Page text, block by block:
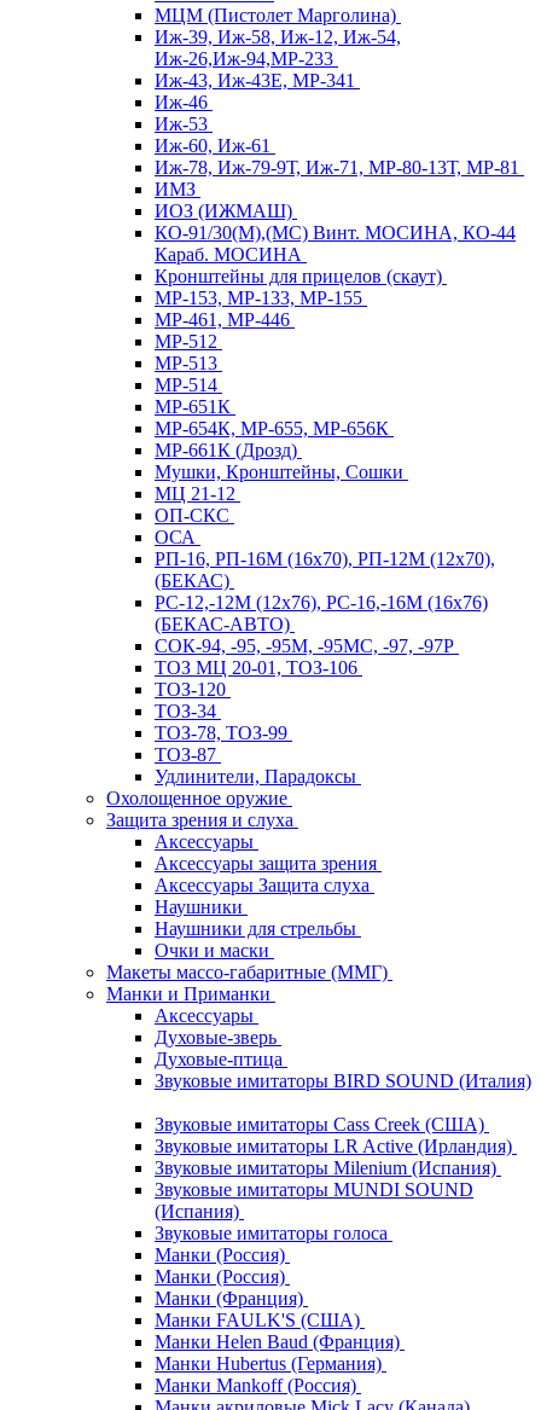
МЦМ (Пистолет Марголина)
Иж-39, Иж-58, Иж-12, Иж-54,
Иж-26,Иж-94,МР-233
Иж-43, Иж-43Е, МР-341
Иж-46
Иж-53
Иж-60, Иж-61
Иж-78, Иж-79-9Т, Иж-71, МР-80-13Т, МР-81
ИМЗ
ИОЗ (ИЖМАШ)
КО-91/30(М),(МС) Винт. МОСИНА, КО-44
Караб. МОСИНА
Кронштейны для прицелов (скаут)
МР-153, МР-133, МР-155
МР-461, МР-446
МР-512
МР-513
МР-514
МР-651К
МР-654К, МР-655, МР-656К
МР-661К (Дрозд)
Мушки, Кронштейны, Сошки
МЦ 21-12
ОП-СКС
ОСА
РП-16, РП-16М (16х70), РП-12М (12х70),
(БЕКАС)
РС-12,-12М (12х76), РС-16,-16М (16х76)
(БЕКАС-АВТО)
СОК-94, -95, -95М, -95МС, -97, -97Р
ТОЗ МЦ 20-01, ТОЗ-106
ТОЗ-120
ТОЗ-34
ТОЗ-78, ТОЗ-99
ТОЗ-87
Удлинители, Парадоксы
Охолощенное оружие
Защита зрения и слуха
Аксессуары
Аксессуары защита зрения
Аксессуары Защита слуха
Наушники
Наушники для стрельбы
Очки и маски
Макеты массо-габаритные (ММГ)
Манки и Приманки
Аксессуары
Духовые-зверь
Духовые-птица
Звуковые имитаторы BIRD SOUND (Италия)
Звуковые имитаторы Cass Creek (США)
Звуковые имитаторы LR Active (Ирландия)
Звуковые имитаторы Milenium (Испания)
Звуковые имитаторы MUNDI SOUND
(Испания)
Звуковые имитаторы голоса
Манки (Россия)
Манки (Россия)
Манки (Франция)
Манки FAULK'S (США)
Манки Helen Baud (Франция)
Манки Hubertus (Германия)
Манки Mankoff (Россия)